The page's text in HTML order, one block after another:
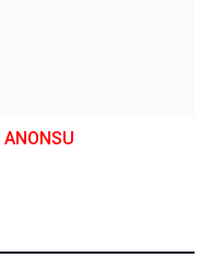
ANONSU